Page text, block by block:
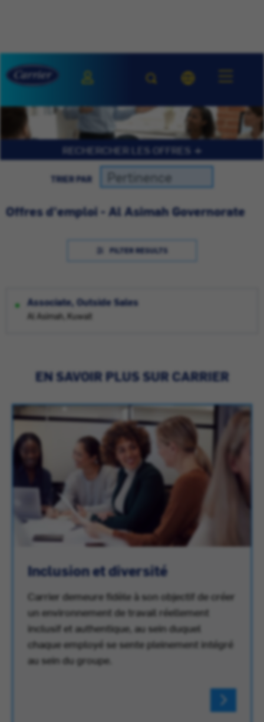
RECHERCHER LES OFFRES
TRIER PAR
Offres d'emploi - Al Asimah Governorate
FILTER RESULTS
Associate, Outside Sales
Al Asimah, Kuwait
EN SAVOIR PLUS SUR CARRIER
Inclusion et diversité
Carrier demeure fidèle à son objectif de créer
un environnement de travail réellement
inclusif et authentique, au sein duquel
chaque employé se sente pleinement intégré
au sein du groupe.